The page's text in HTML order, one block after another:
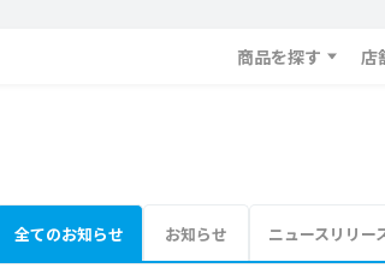
商品を探す 店
全てのお知らせ お知らせ ニュースリリー